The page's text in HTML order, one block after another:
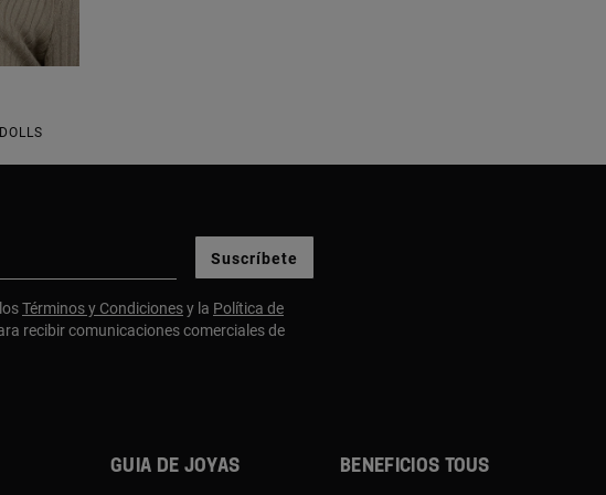
Suscríbete
Términos y Condicionesy la Política de
recibir comunicaciones comerciales de
Guia de joyas Beneficios TOUS